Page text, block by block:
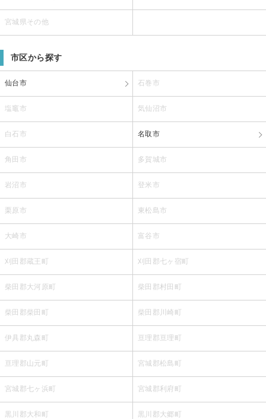
宮城県その他
市区から探す
仙台市 石巻市
塩竈市 気仙沼市
白石市 名取市
角田市 多賀城市
岩沼市 登米市
栗原市 東松島市
大崎市 富谷市
刈田郡蔵王町 刈田郡七ヶ宿町
柴田郡大河原町 柴田郡村田町
柴田郡柴田町 柴田郡川崎町
伊具郡丸森町 亘理郡亘理町
亘理郡山元町 宮城郡松島町
宮城郡七ヶ浜町 宮城郡利府町
黒川郡大和町 黒川郡大郷町